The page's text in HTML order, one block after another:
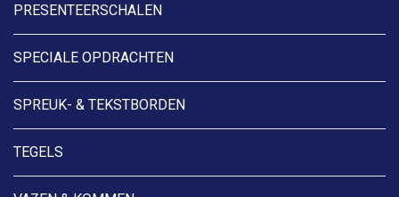
PRESENTEERSCHALEN
SPECIALE OPDRACHTEN
SPREUK- & TEKSTBORDEN
TEGELS